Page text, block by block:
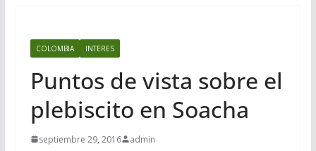
COLOMBIA INTERES
Puntos de vista sobre el
plebiscito en Soacha
septiembre 29, 2016 admin